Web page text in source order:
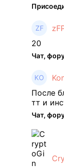
20
После
тт и
юзать
просто
др ...